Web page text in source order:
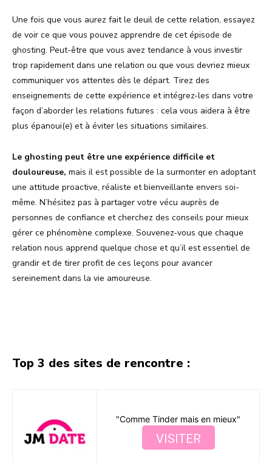
Une fois que vous aurez fait le deuil de cette relation, essayez
de voir ce que vous pouvez apprendre de cet épisode de
ghosting. Peut-être que vous avez tendance à vous investir
trop rapidement dans une relation ou que vous devriez mieux
communiquer vos attentes dès le départ. Tirez des
enseignements de cette expérience et intégrez-les dans votre
façon d’aborder les relations futures : cela vous aidera à être
plus épanoui(e) et à éviter les situations similaires.
Le ghosting peut être une expérience difficile et
douloureuse, mais il est possible de la surmonter en adoptant
une attitude proactive, réaliste et bienveillante envers soi-
même. N’hésitez pas à partager votre vécu auprès de
personnes de confiance et cherchez des conseils pour mieux
gérer ce phénomène complexe. Souvenez-vous que chaque
relation nous apprend quelque chose et qu’il est essentiel de
grandir et de tirer profit de ces leçons pour avancer
sereinement dans la vie amoureuse.
Top 3 des sites de rencontre :
"Comme Tinder mais en mieux"
VISITER